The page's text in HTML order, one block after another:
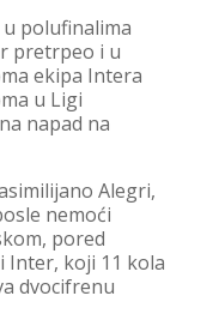
polufinalima
pretrpeo i u
ekipa Intera
u Ligi
napad na
Alegri,
nemoći
pored
Inter, koji 11 kola
dvocifrenu